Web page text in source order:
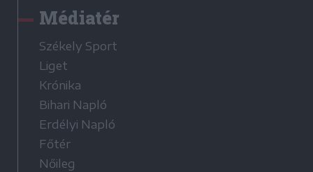
Médiatér
Székely Sport
Liget
Krónika
Bihari Napló
Erdélyi Napló
Főtér
Nőileg